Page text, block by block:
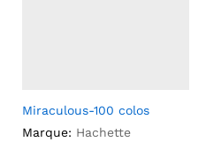
Miraculous-100 colos
Marque: Hachette